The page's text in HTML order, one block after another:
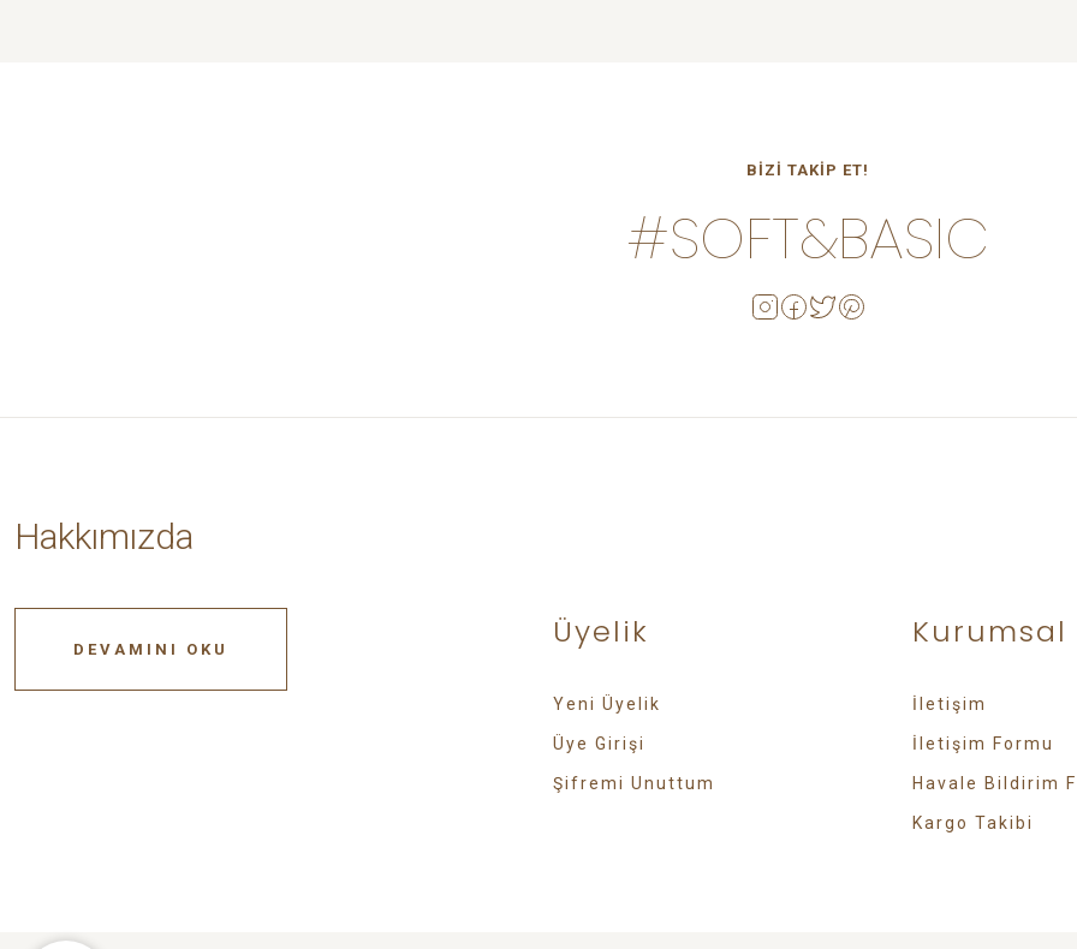
BİZİ TAKİP ET!
#SOFT&BASIC
Hakkımızda
DEVAMINI OKU Üyelik
Yeni Üyelik
Üye Girişi
Şifremi Unuttum
Kurumsal
İletişim
İletişim Formu
Havale Bildirim
Kargo Takibi